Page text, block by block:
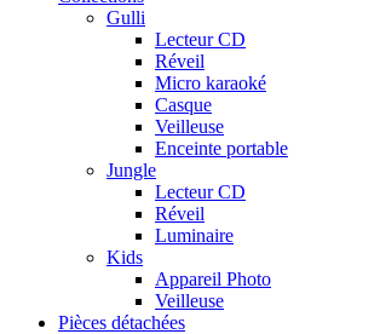
Gulli
Lecteur CD
Réveil
Micro karaoké
Casque
Veilleuse
Enceinte portable
Jungle
Lecteur CD
Réveil
Luminaire
Kids
Appareil Photo
Veilleuse
Pièces détachées